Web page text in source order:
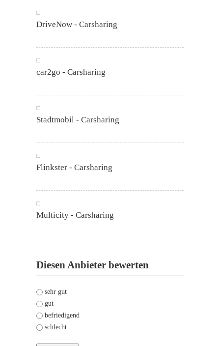
DriveNow - Carsharing
car2go - Carsharing
Stadtmobil - Carsharing
Flinkster - Carsharing
Multicity - Carsharing
Diesen Anbieter bewerten
Your vote
sehr gut
gut
befriedigend
schlecht